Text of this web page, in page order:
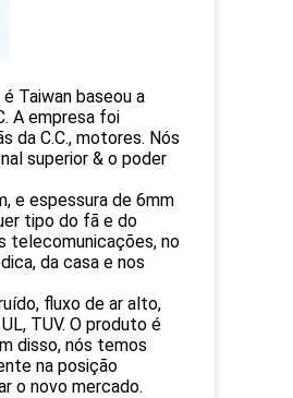
Taiwan baseou a
A empresa foi
da C.C., motores. Nós
superior & o poder
e espessura de 6mm
tipo do fã e do
telecomunicações, no
da casa e nos
fluxo de ar alto,
TUV. O produto é
disso, nós temos
na posição
o novo mercado.